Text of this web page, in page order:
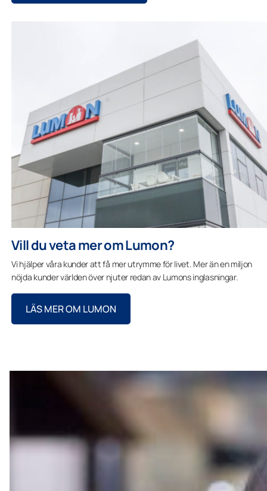
Vill du veta mer om Lumon?
Vi hjälper våra kunder att få mer utrymme för livet. Mer än en miljon
nöjda kunder världen över njuter redan av Lumons inglasningar.
LÄS MER OM LUMON